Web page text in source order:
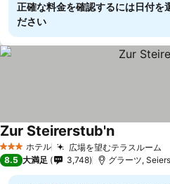
正確な料金を確認するには日付を
ださい
3 ホテルのランク
ホテル 広場を望むテラスルーム
Zur Steirerstub'n
8.5 大満足 3,748 グラーツ,